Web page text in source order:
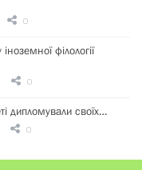
0
філології
0
дипломували своїх…
0